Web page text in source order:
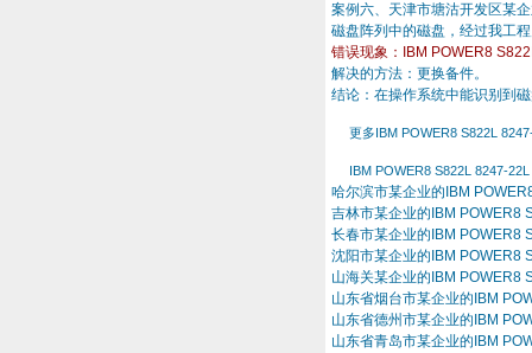
案例六、天津市塘沽开发区某
磁盘阵列中的磁盘，经过我工
错误现象：IBM POWER8
解决的方法：更换备件。
结论：在操作系统中能识别到
更多IBM POWER8 S822L
IBM POWER8 S822L 8247-
哈尔滨市某企业的IBM
吉林市某企业的IBM POWER8
长春市某企业的IBM POWER8
沈阳市某企业的IBM POWER8
山海关某企业的IBM POWER8
山东省烟台市某企业的IBM
山东省德州市某企业的IBM
山东省青岛市某企业的IBM